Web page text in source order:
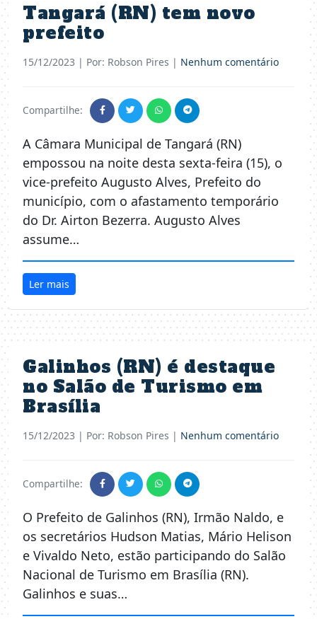
Tangará (RN) tem novo
prefeito
15/12/2023 | Por: Robson Pires | Nenhum comentário
Compartilhe:
A Câmara Municipal de Tangará (RN)
empossou na noite desta sexta-feira (15), o
vice-prefeito Augusto Alves, Prefeito do
município, com o afastamento temporário
do Dr. Airton Bezerra. Augusto Alves
assume…
Ler mais
Galinhos (RN) é destaque
no Salão de Turismo em
Brasília
15/12/2023 | Por: Robson Pires | Nenhum comentário
Compartilhe:
O Prefeito de Galinhos (RN), Irmão Naldo, e
os secretários Hudson Matias, Mário Helison
e Vivaldo Neto, estão participando do Salão
Nacional de Turismo em Brasília (RN).
Galinhos e suas…